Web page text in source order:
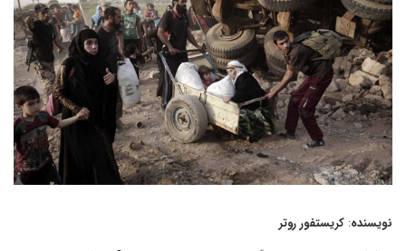
نویسنده: کریستفور روتر